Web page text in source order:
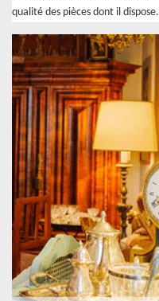
qualité des pièces dont il dispose.